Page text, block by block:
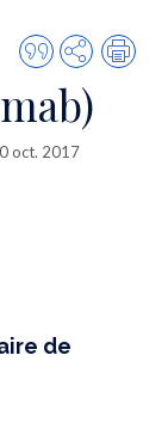
Citer
cette
publication
Partager
oct. 2017
de